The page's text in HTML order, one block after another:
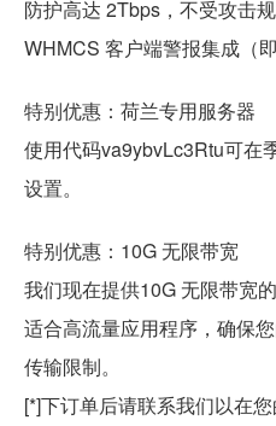
防护高达 2Tbps，不受攻击
WHMCS 客户端警报集成（即
特别优惠：荷兰专用服务器
使用代码va9ybvLc3Rtu可在
设置。
特别优惠：10G 无限带宽
我们现在提供10G 无限带宽
适合高流量应用程序，确保
传输限制。
[*]下订单后请联系我们以在您